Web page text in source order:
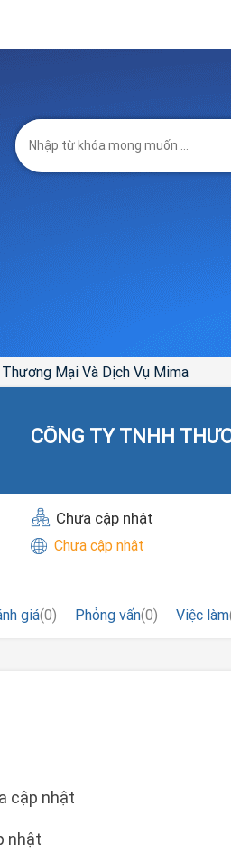
Mại Và Dịch Vụ Mima
CÔNG TY TNHH
Chưa cập nhật
Chưa cập nhật
giá(0) Phỏng vấn(0) Việc làm
cập nhật
nhật